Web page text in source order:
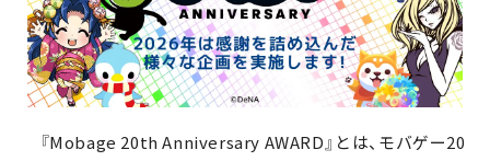
『Mobage 20th Anniversary AWARD』とは、モバゲー20